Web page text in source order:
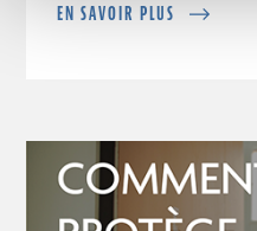
EN SAVOIR PLUS